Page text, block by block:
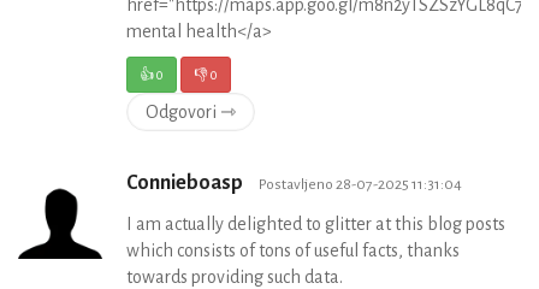
href="https://maps.app.goo.gl/
mental health</a>
👍0 👎0
Odgovori ⇾
Connieboasp Postavljeno 28-07-2025 11:31:04
I am actually delighted to glitter at this blog posts
which consists of tons of useful facts, thanks
towards providing such data.